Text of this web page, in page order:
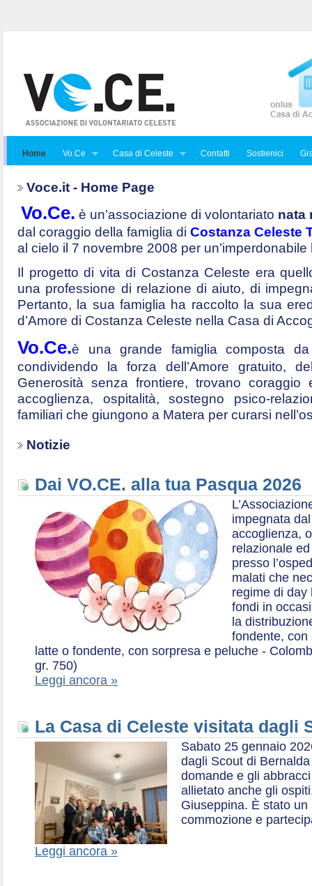
Home Vo.Ce Casa di Celeste Contatti Sostienici
Voce.it - Home Page
Vo.Ce. è un’associazione di volontariato nata
dal coraggio della famiglia di Costanza Celeste
al cielo il 7 novembre 2008 per
Il progetto di vita di Costanza Celeste era
una professione di relazione di aiuto, di
Pertanto, la sua famiglia ha raccolto la sua
d’Amore di Costanza Celeste nella Casa di
Vo.Ce.è una grande famiglia composta
condividendo la forza dell’Amore gratuito,
Generosità senza frontiere, trovano
accoglienza, ospitalità, sostegno psico-
familiari che giungono a Matera per curarsi
Notizie
Dai VO.CE. alla tua Pasqua 2026
impegnata
accoglienza,
relazionale
presso
malati che
regime di day
fondi in
la
fondente, con
latte o fondente, con sorpresa e peluche -
gr. 750)
Leggi ancora »
La Casa di Celeste visitata dagli
Sabato 25 gennaio
dagli Scout di
domande e gli
allietato anche gli
Giuseppina. È stato
commozione e
Leggi ancora »